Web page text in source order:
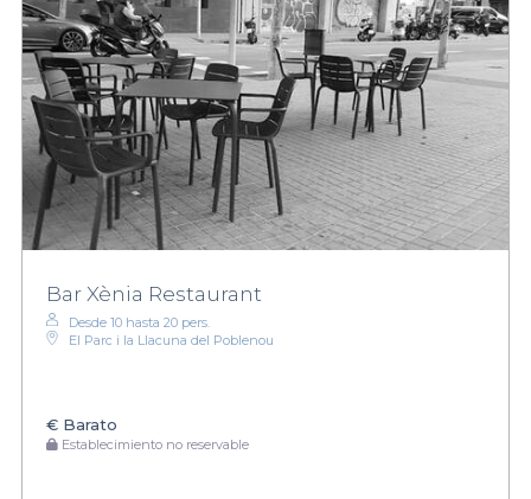
Bar Xènia Restaurant
Desde 10 hasta 20 pers.
El Parc i la Llacuna del Poblenou
€ Barato
Establecimiento no reservable